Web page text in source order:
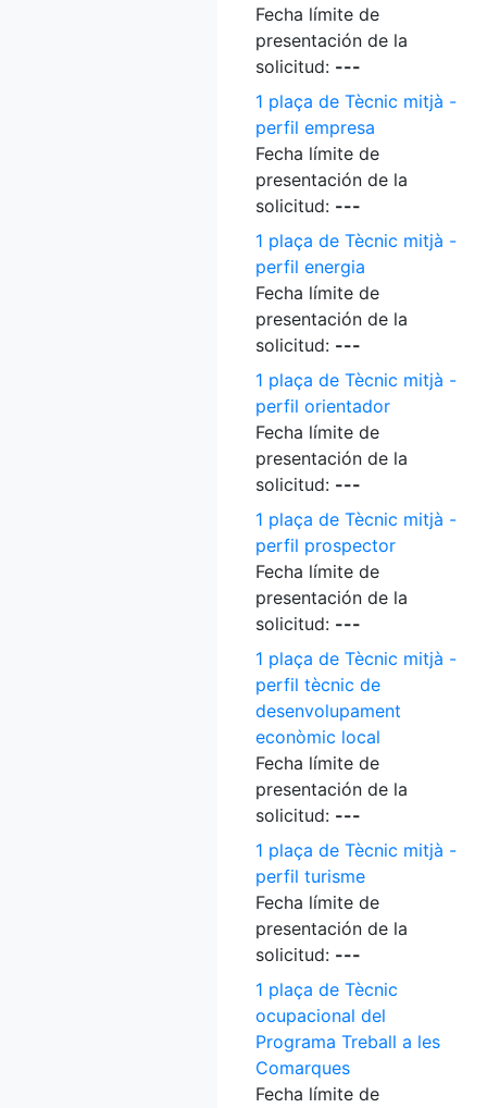
Fecha límite de
presentación de la
solicitud: ---
1 plaça de Tècnic mitjà -
perfil empresa
Fecha límite de
presentación de la
solicitud: ---
1 plaça de Tècnic mitjà -
perfil energia
Fecha límite de
presentación de la
solicitud: ---
1 plaça de Tècnic mitjà -
perfil orientador
Fecha límite de
presentación de la
solicitud: ---
1 plaça de Tècnic mitjà -
perfil prospector
Fecha límite de
presentación de la
solicitud: ---
1 plaça de Tècnic mitjà -
perfil tècnic de
desenvolupament
econòmic local
Fecha límite de
presentación de la
solicitud: ---
1 plaça de Tècnic mitjà -
perfil turisme
Fecha límite de
presentación de la
solicitud: ---
1 plaça de Tècnic
ocupacional del
Programa Treball a les
Comarques
Fecha límite de